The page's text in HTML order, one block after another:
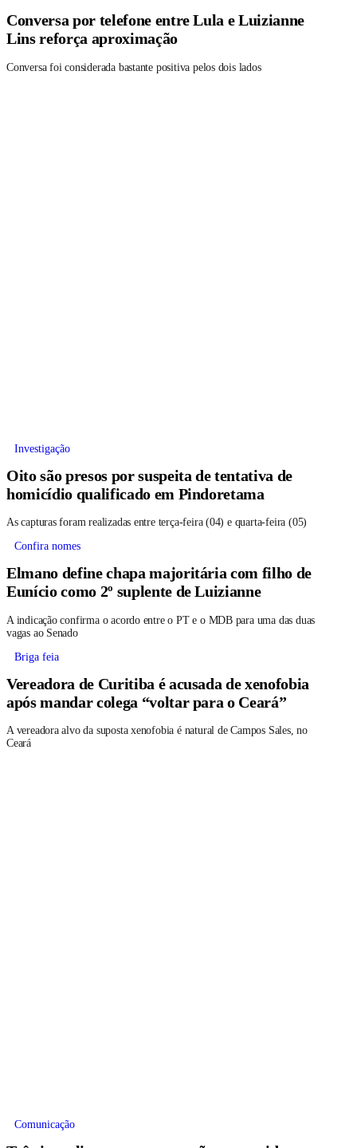
Conversa por telefone entre Lula e Luizianne
Lins reforça aproximação
Conversa foi considerada bastante positiva pelos dois lados
Investigação
Oito são presos por suspeita de tentativa de
homicídio qualificado em Pindoretama
As capturas foram realizadas entre terça-feira (04) e quarta-feira (05)
Confira nomes
Elmano define chapa majoritária com filho de
Eunício como 2º suplente de Luizianne
A indicação confirma o acordo entre o PT e o MDB para uma das duas
vagas ao Senado
Briga feia
Vereadora de Curitiba é acusada de xenofobia
após mandar colega “voltar para o Ceará”
A vereadora alvo da suposta xenofobia é natural de Campos Sales, no
Ceará
Comunicação